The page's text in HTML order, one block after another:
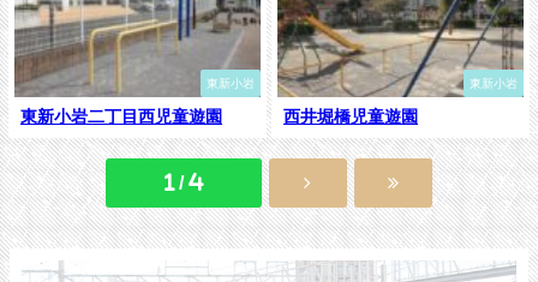
東新小岩
東新小岩二丁目西児童遊園
東新小岩
西井堀橋児童遊園
1 / 4